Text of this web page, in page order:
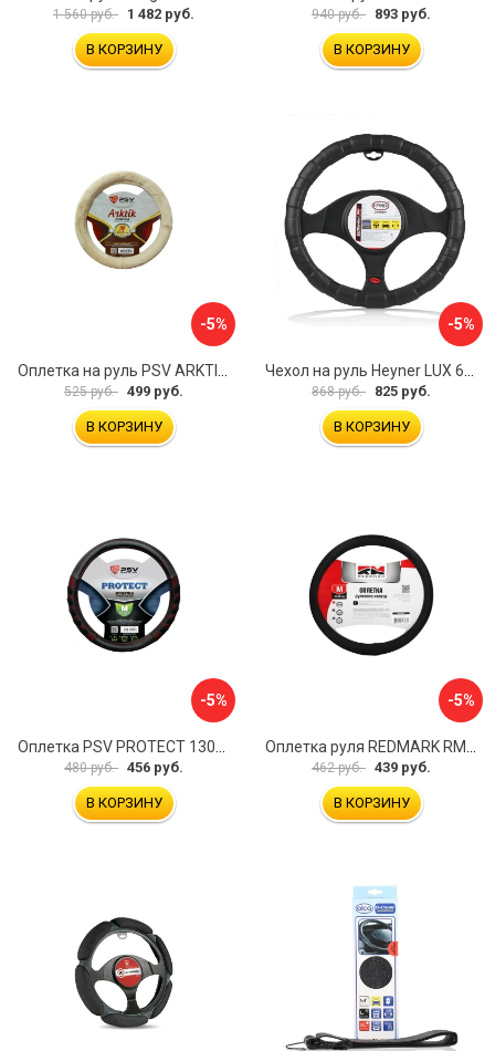
1 560 руб. 1 482 руб.
В КОРЗИНУ
940 руб. 893 руб.
В КОРЗИНУ
-5%
525 руб. 499 руб.
В КОРЗИНУ
-5%
868 руб. 825 руб.
В КОРЗИНУ
-5%
Оплетка PSV PROTECT 130503
480 руб. 456 руб.
В КОРЗИНУ
-5%
Оплетка руля REDMARK RM78002
462 руб. 439 руб.
В КОРЗИНУ